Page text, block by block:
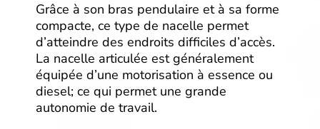
Grâce à son bras pendulaire et à sa forme
compacte, ce type de nacelle permet
d’atteindre des endroits difficiles d’accès.
La nacelle articulée est généralement
équipée d’une motorisation à essence ou
diesel; ce qui permet une grande
autonomie de travail.